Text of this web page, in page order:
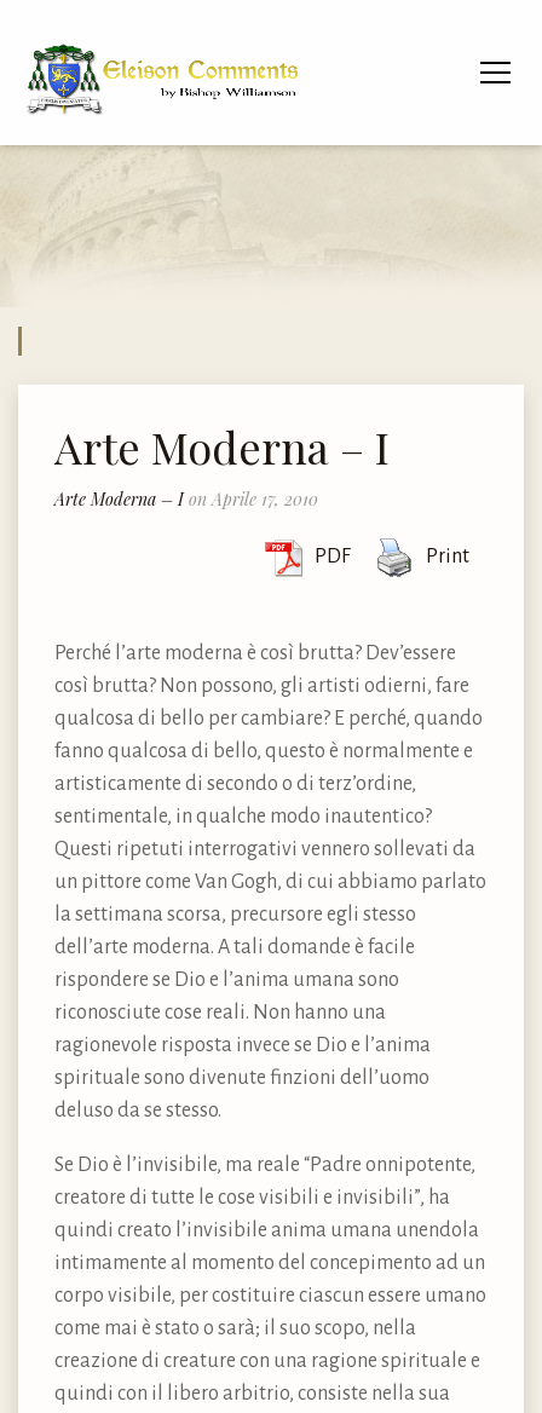
Arte Moderna – I
Arte Moderna – Ion Aprile 17, 2010
PDF Print
Perché l’arte moderna è così brutta? Dev’essere
così brutta? Non possono, gli artisti odierni, fare
qualcosa di bello per cambiare? E perché, quando
fanno qualcosa di bello, questo è normalmente e
artisticamente di secondo o di terz’ordine,
sentimentale, in qualche modo inautentico?
Questi ripetuti interrogativi vennero sollevati da
un pittore come Van Gogh, di cui abbiamo parlato
la settimana scorsa, precursore egli stesso
dell’arte moderna. A tali domande è facile
rispondere se Dio e l’anima umana sono
riconosciute cose reali. Non hanno una
ragionevole risposta invece se Dio e l’anima
spirituale sono divenute finzioni dell’uomo
deluso da se stesso.
Se Dio è l’invisibile, ma reale “Padre onnipotente,
creatore di tutte le cose visibili e invisibili”, ha
quindi creato l’invisibile anima umana unendola
intimamente al momento del concepimento ad un
corpo visibile, per costituire ciascun essere umano
come mai è stato o sarà; il suo scopo, nella
creazione di creature con una ragione spirituale e
quindi con il libero arbitrio, consiste nella sua